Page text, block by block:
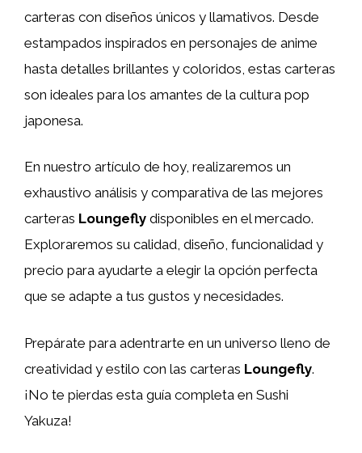
carteras con diseños únicos y llamativos. Desde
estampados inspirados en personajes de anime
hasta detalles brillantes y coloridos, estas carteras
son ideales para los amantes de la cultura pop
japonesa.
En nuestro artículo de hoy, realizaremos un
exhaustivo análisis y comparativa de las mejores
carteras Loungefly disponibles en el mercado.
Exploraremos su calidad, diseño, funcionalidad y
precio para ayudarte a elegir la opción perfecta
que se adapte a tus gustos y necesidades.
Prepárate para adentrarte en un universo lleno de
creatividad y estilo con las carteras Loungefly.
¡No te pierdas esta guía completa en Sushi
Yakuza!